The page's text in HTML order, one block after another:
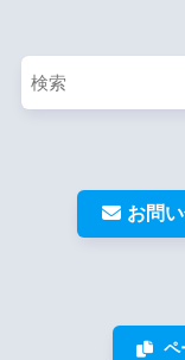
お問
ペ